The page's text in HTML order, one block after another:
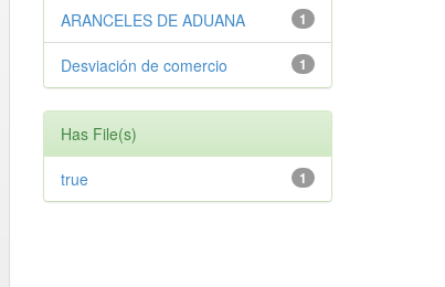
1
ARANCELES DE ADUANA
1
Desviación de comercio
Has File(s)
1
true